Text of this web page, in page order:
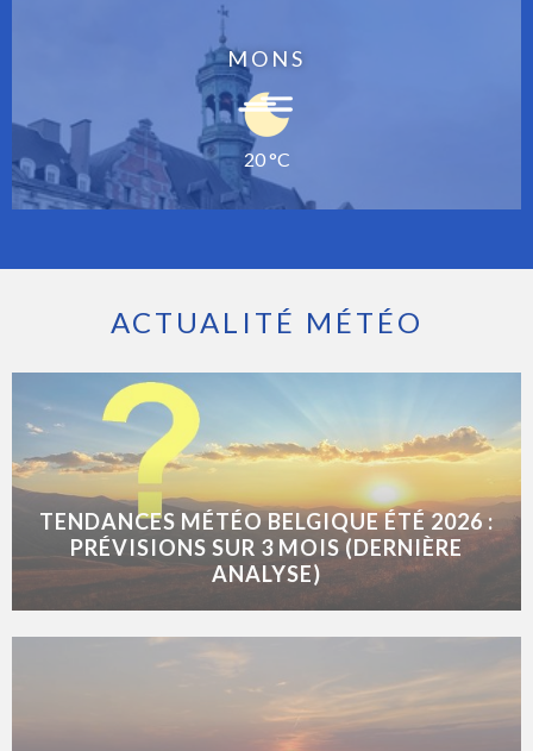
MONS
20 °C
ACTUALITÉ MÉTÉO
TENDANCES MÉTÉO BELGIQUE ÉTÉ 2026 :
PRÉVISIONS SUR 3 MOIS (DERNIÈRE
ANALYSE)